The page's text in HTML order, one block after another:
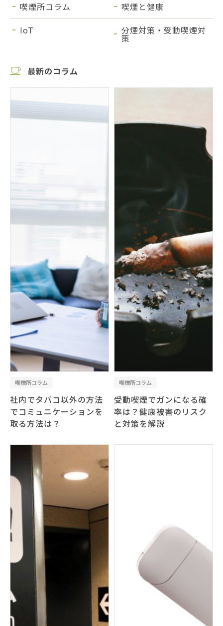
喫煙所コラム
喫煙と健康
IoT
分煙対策・受動喫煙対
策
最新のコラム
喫煙所コラム
社内でタバコ以外の方法
でコミュニケーションを
取る方法は？
喫煙所コラム
受動喫煙でガンになる確
率は？健康被害のリスク
と対策を解説